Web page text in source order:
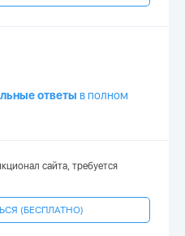
ответы в полном
сайта, требуется
(БЕСПЛАТНО)